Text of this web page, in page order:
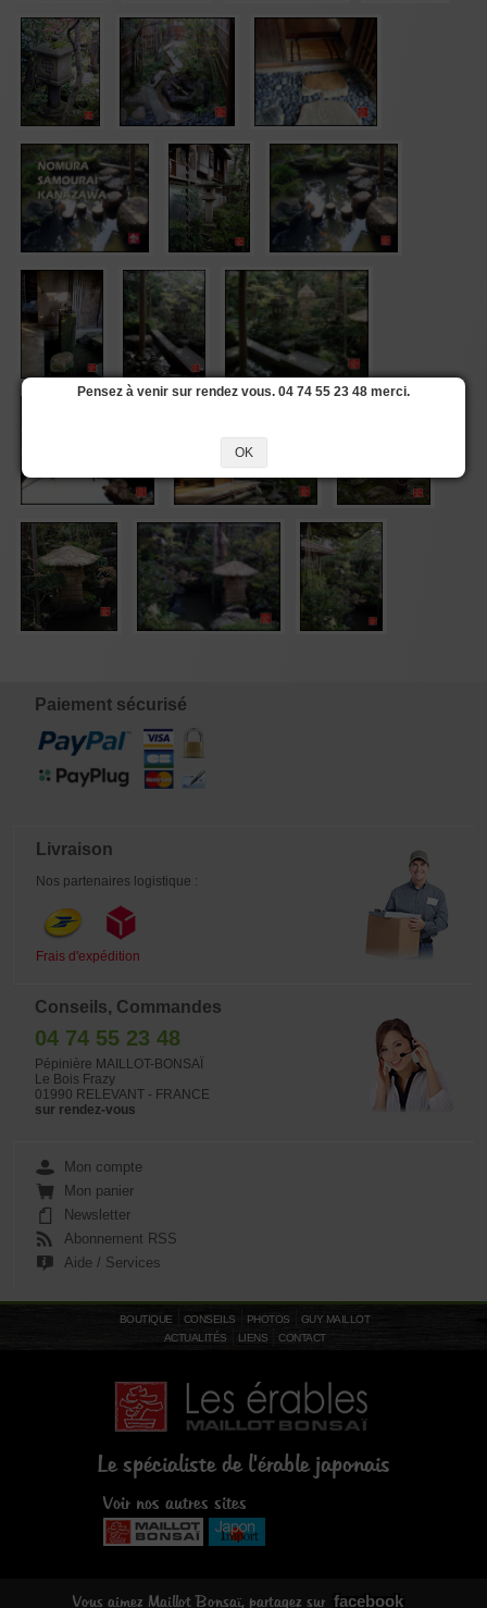
Paiement sécurisé
Livraison
Nos partenaires logistique :
Frais d'expédition
Conseils, Commandes
04 74 55 23 48
Pépinière MAILLOT-BONSAÏ
Le Bois Frazy
01990 RELEVANT - FRANCE
sur rendez-vous
Mon compte
Mon panier
Newsletter
Abonnement RSS
Aide / Services
BOUTIQUE CONSEILS PHOTOS
GUY MAILLOT
ACTUALITÉS
LIENS CONTACT
Le spécialiste de l'érable japonais
Voir nos autres sites
Vous aimez Maillot Bonsaï, partagez sur facebook
Pensez à venir sur rendez vous. 04 74 55 23 48 merci.
OK